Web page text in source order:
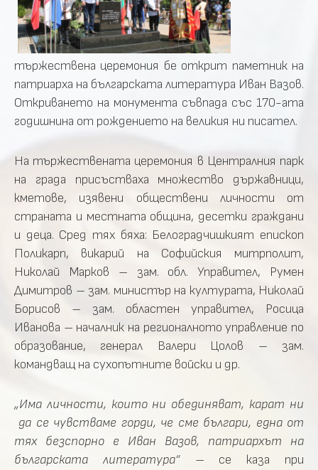
тържествена церемония бе открит паметник на
патриарха на българската литература Иван Вазов.
Откриването на монумента съвпада със 170-ата
годишнина от рождението на великия ни писател.
На тържествената церемония в Централния парк
на града присъстваха множество държавници,
кметове, изявени обществени личности от
страната и местната община, десетки граждани
и деца. Сред тях бяха: Белоградчишкият епископ
Поликарп, викарий на Софийския митрполит,
Николай Марков – зам. обл. Управител, Румен
Димитров – зам. министър на културата, Николай
Борисов – зам. областен управител, Росица
Иванова – началник на регионалното управление по
образование, генерал Валери Цолов – зам.
командващ на сухопътните войски и др.
„Има личности, които ни обединяват, карат ни
да се чувстваме горди, че сме българи, една от
тях безспорно е Иван Вазов, патриархът на
българската литература“– се каза при